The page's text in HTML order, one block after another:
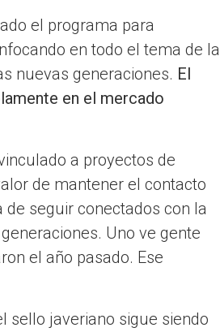
el programa para
en todo el tema de la
nuevas generaciones. El
en el mercado
a proyectos de
de mantener el contacto
de seguir conectados con la
Uno ve gente
el año pasado. Ese
sello javeriano sigue siendo